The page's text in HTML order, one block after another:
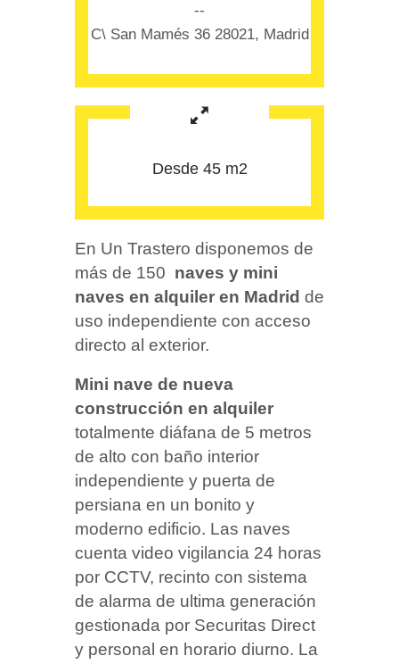
--
C\ San Mamés 36 28021, Madrid
Desde 45 m2
En Un Trastero disponemos de
más de 150 naves y mini
naves en alquiler en Madrid de
uso independiente con acceso
directo al exterior.
Mini nave de nueva
construcción en alquiler
totalmente diáfana de 5 metros
de alto con baño interior
independiente y puerta de
persiana en un bonito y
moderno edificio. Las naves
cuenta video vigilancia 24 horas
por CCTV, recinto con sistema
de alarma de ultima generación
gestionada por Securitas Direct
y personal en horario diurno. La